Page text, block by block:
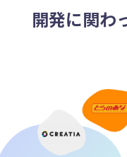
開発に関わ